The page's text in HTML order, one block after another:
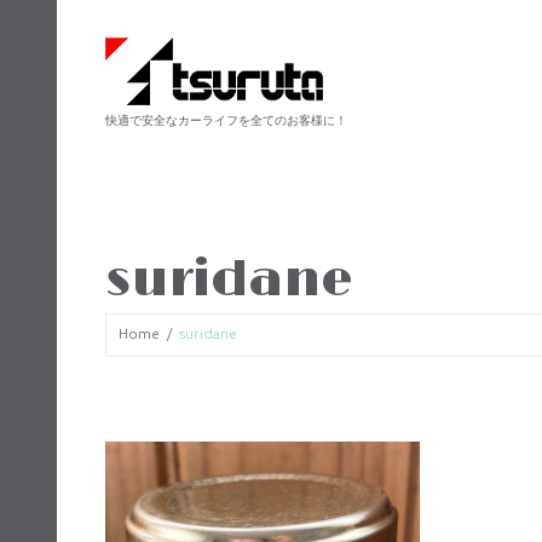
快適で安全なカーライフを全てのお客様に！
suridane
Home suridane